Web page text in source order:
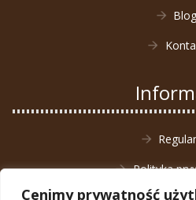
Cenimy prywatność
Blog
Polityka